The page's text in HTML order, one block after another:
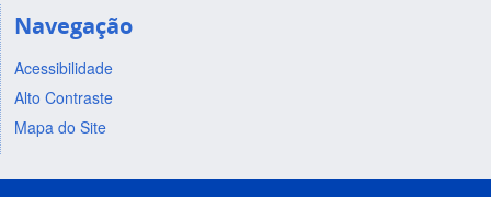
Navegação
Acessibilidade
Alto Contraste
Mapa do Site